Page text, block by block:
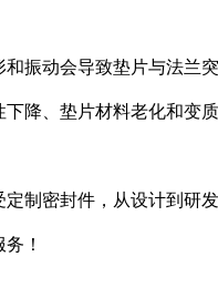
振动会导致垫片与法兰
降、垫片材料老化和变
制密封件，从设计到研
！